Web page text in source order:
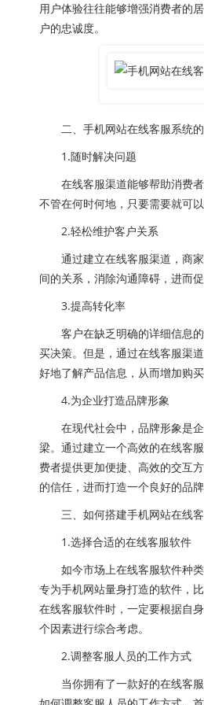
用户体验往往能够增强消费者的
户的忠诚度。
二、手机网站在线客服系统
1.随时解决问题
在线客服渠道能够帮助消费者
不管在何时何地，只要需要就可以
2.轻松维护客户关系
通过建立在线客服渠道，商家
间的关系，消除沟通障碍，进而促
3.提高转化率
客户在缺乏明确的详细信息的
买决策。但是，通过在线客服渠
好地了解产品信息，从而增加购买
4.为企业打造品牌形象
在现代社会中，品牌形象是企
梁。通过建立一个高效的在线客
费者提供更加便捷、高效的交互
的信任，进而打造一个良好的品牌
三、如何搭建手机网站在线
1.选择合适的在线客服软件
如今市场上在线客服软件种类
专为手机网站量身打造的软件，
在线客服软件时，一定要根据自
个因素进行综合考虑。
2.调整客服人员的工作方式
当你拥有了一款好的在线客服